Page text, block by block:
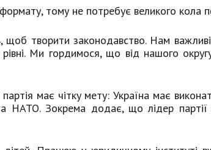
тому не потребує великого кола
щоб творити законодавство. Нам
Ми гордимося, що від нашого
має чітку мету: Україна має
НАТО. Зокрема додає, що лідер